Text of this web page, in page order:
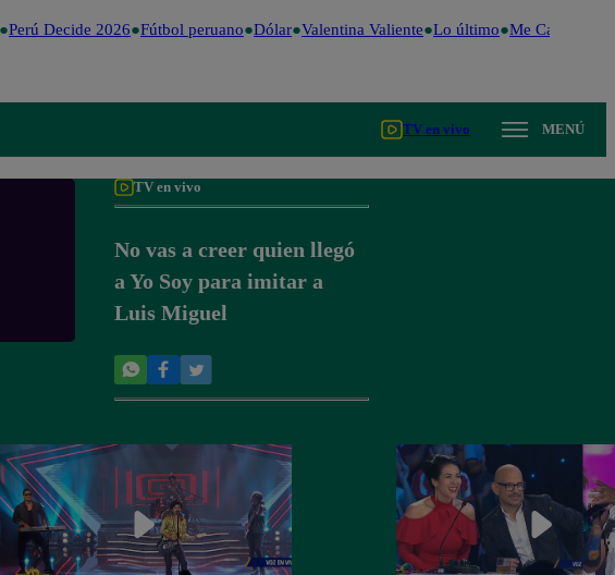
Perú Decide 2026 Fútbol peruano Dólar Valentina Valiente Lo último Me Caigo de
TV en vivo MENÚ
TV en vivo
No vas a creer quien llegó
a Yo Soy para imitar a
Luis Miguel